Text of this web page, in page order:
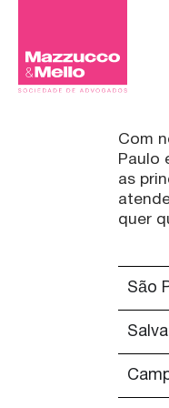
Com
Paulo
as
quer
São